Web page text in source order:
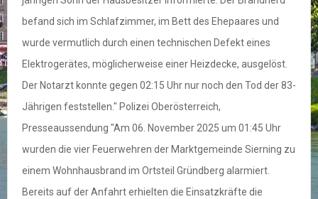
befand sich im Schlafzimmer, im Bett des Ehepaares und
wurde vermutlich durch einen technischen Defekt eines
Elektrogerätes, möglicherweise einer Heizdecke, ausgelöst.
Der Notarzt konnte gegen 02:15 Uhr nur noch den Tod der 83-
Jährigen feststellen." Polizei Oberösterreich,
Presseaussendung "Am 06. November 2025 um 01:45 Uhr
wurden die vier Feuerwehren der Marktgemeinde Sierning zu
einem Wohnhausbrand im Ortsteil Gründberg alarmiert.
Bereits auf der Anfahrt erhielten die Einsatzkräfte die